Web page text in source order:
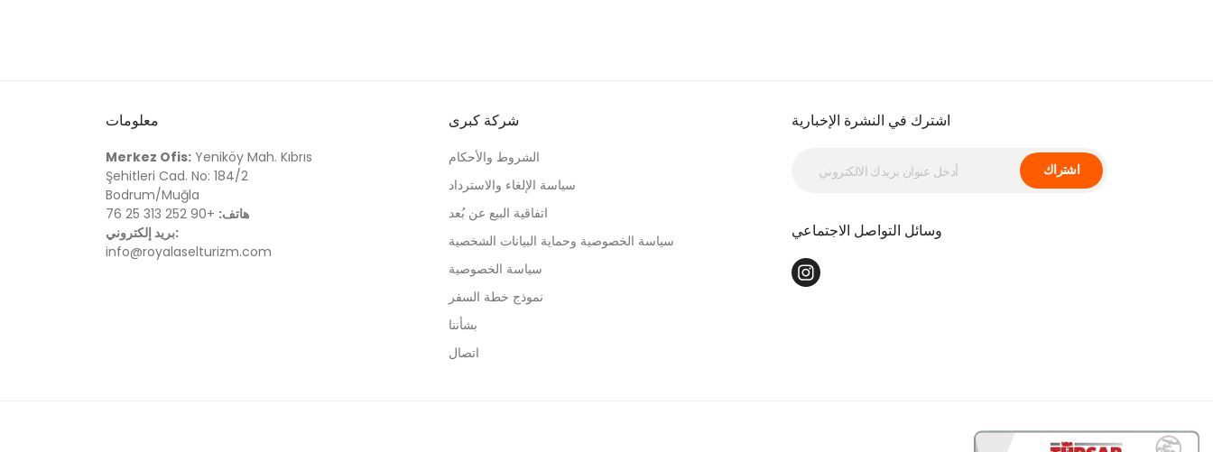
معلومات
Merkez Ofis: Yeniköy Mah. Kıbrıs
Şehitleri Cad. No: 184/2
Bodrum/Muğla
هاتف: +90 252 313 25 76
بريد إلكتروني:
info@royalaselturizm.com
شركة كبرى
الشروط والأحكام
سياسة الإلغاء والاسترداد
اتفاقية البيع عن بُعد
سياسة الخصوصية وحماية البيانات الشخصية
سياسة الخصوصية
نموذج خطة السفر
بشأننا
اتصال
اشترك في النشرة الإخبارية
اشتراك
وسائل التواصل الاجتماعي